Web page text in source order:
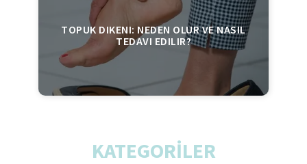
TOPUK DIKENI: NEDEN OLUR VE NASIL
TEDAVI EDILIR?
KATEGORİLER